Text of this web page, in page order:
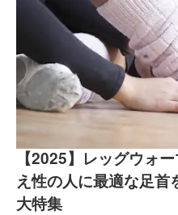
【2025】レッグウォ
え性の人に最適な足
大特集